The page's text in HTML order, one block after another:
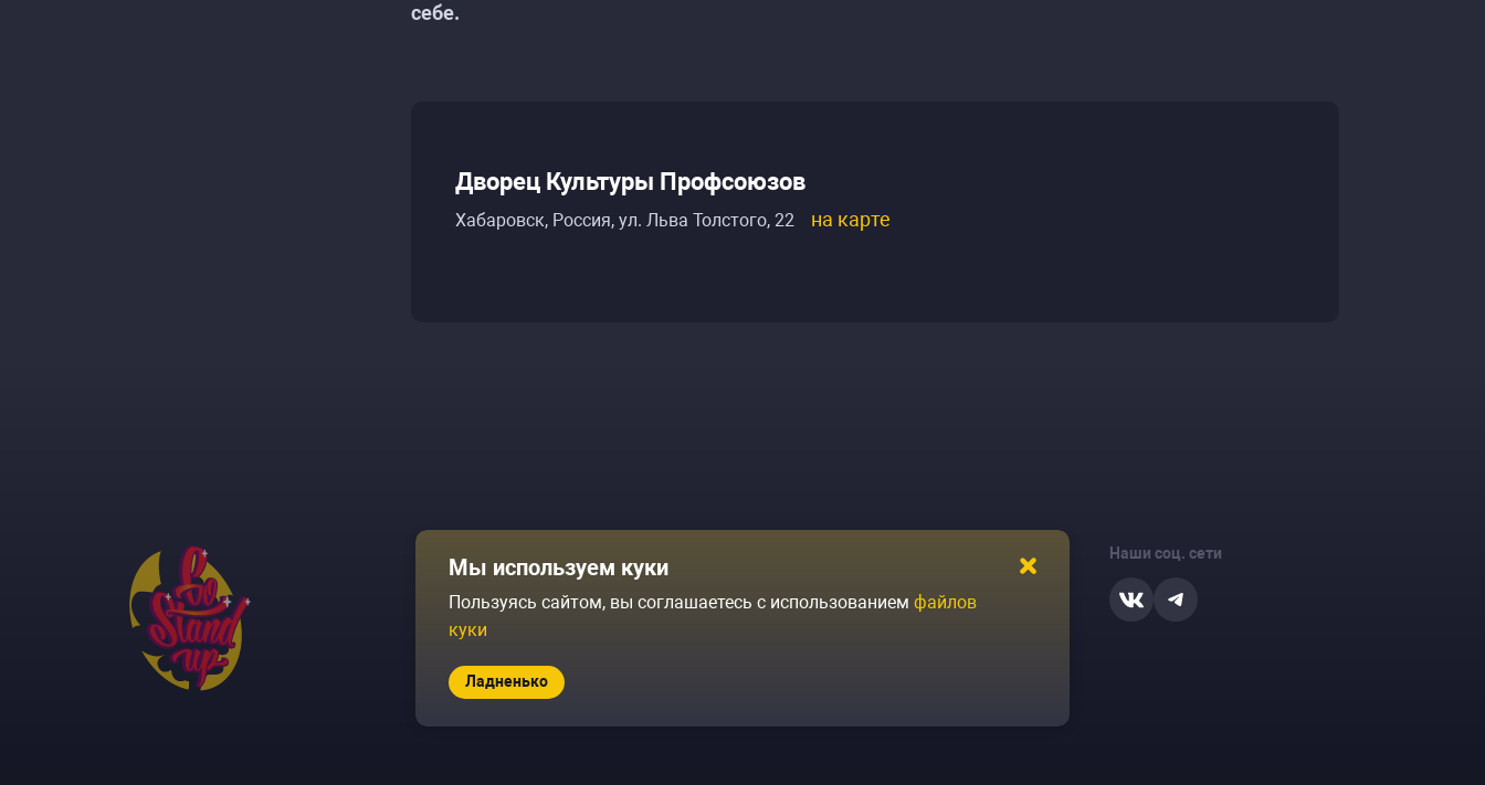
себе.
Дворец Культуры Профсоюзов
Хабаровск, Россия, ул. Льва Толстого, 22 на карте
Площадки
Архив событий
Журнал Политика конфиденциальности
Наши соц. сети
Мы используем куки
Пользуясь сайтом, вы соглашаетесь с использованием файлов
куки
Ладненько